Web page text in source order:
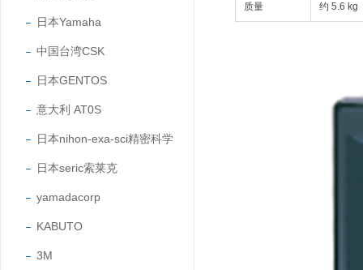
日本Yamaha
中国台湾CSK
日本GENTOS
意大利 AT0S
日本nihon-exa-sci精密科学
日本seric索莱克
yamadacorp
KABUTO
3M
质量 约 5.6 kg